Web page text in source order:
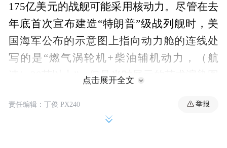
175亿美元的战舰可能采用核动力。尽管在去
年底首次宣布建造“特朗普”级战列舰时，美
国海军公布的示意图上指向动力舱的连线处
写的是“燃气涡轮机+柴油辅机动力，（航
速）30节以上”，但是当时展示的艺术渲染图
囱，使其无论如何看上去都更像核动力舰
船，也在几个月内一度成为了某种未解之
点击展开全文
责任编辑：丁俊 PX240 举报